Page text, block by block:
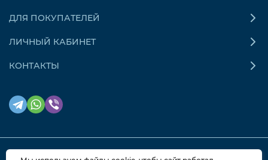
ДЛЯ ПОКУПАТЕЛЕЙ
ЛИЧНЫЙ КАБИНЕТ
КОНТАКТЫ